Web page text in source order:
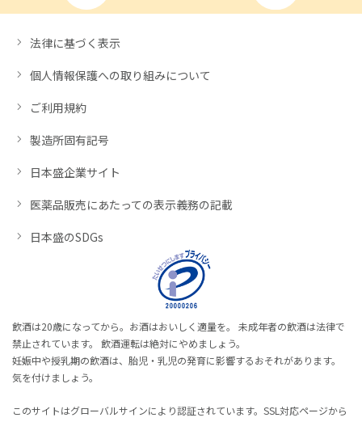
法律に基づく表示
個人情報保護への取り組みについて
ご利用規約
製造所固有記号
日本盛企業サイト
医薬品販売にあたっての表示義務の記載
日本盛のSDGs
飲酒は20歳になってから。お酒はおいしく適量を。 未成年者の飲酒は法律で
禁止されています。 飲酒運転は絶対にやめましょう。
妊娠中や授乳期の飲酒は、胎児・乳児の発育に影響するおそれがあります。
気を付けましょう。
このサイトはグローバルサインにより認証されています。SSL対応ページから